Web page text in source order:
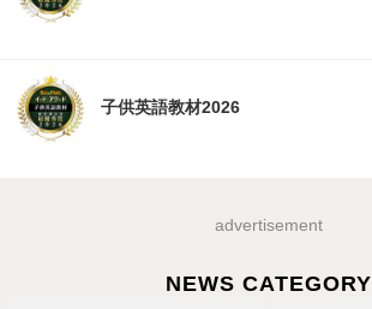
子供英語教材2026
advertisement
NEWS CATEGORY